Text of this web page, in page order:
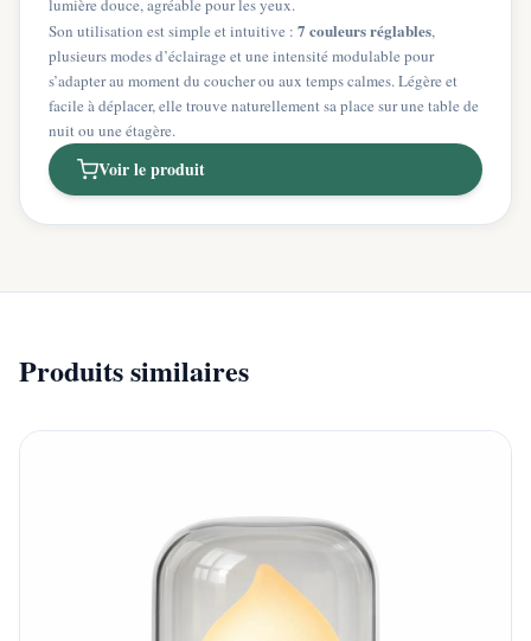
lumière douce, agréable pour les yeux.
Son utilisation est simple et intuitive : 7 couleurs réglables,
plusieurs modes d’éclairage et une intensité modulable pour
s’adapter au moment du coucher ou aux temps calmes. Légère et
facile à déplacer, elle trouve naturellement sa place sur une table de
nuit ou une étagère.
Voir le produit
Produits similaires